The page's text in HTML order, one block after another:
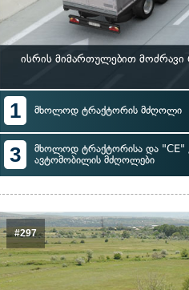
ისრის მიმართულებით
1 მხოლოდ ტრაქტორის მძღოლი
3
მხოლოდ ტრაქტორისა და "CE"
ავტომობილის მძღოლები
#297